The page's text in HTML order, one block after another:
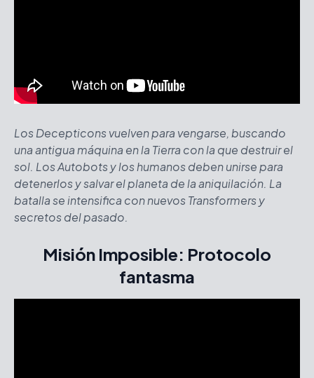
Los Decepticons vuelven para vengarse, buscando
una antigua máquina en la Tierra con la que destruir el
sol. Los Autobots y los humanos deben unirse para
detenerlos y salvar el planeta de la aniquilación. La
batalla se intensifica con nuevos Transformers y
secretos del pasado.
Misión Imposible: Protocolo
fantasma